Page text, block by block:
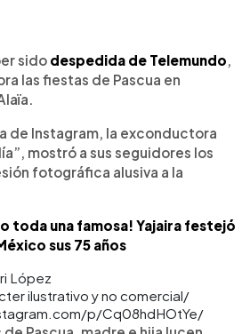
sido despedida de Telemundo,
las fiestas de Pascua en
de Instagram, la exconductora
mostró a sus seguidores los
fotográfica alusiva a la
toda una famosa! Yajaira festejó
sus 75 años
ilustrativo y no comercial/
p/Cq08hdHOtYe/